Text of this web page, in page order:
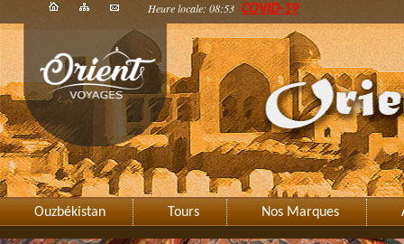
Heure locale: 08:53 COVID-19
Ouzbékistan Tours Nos Marques